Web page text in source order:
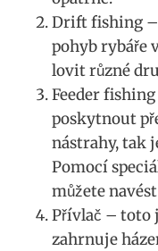
Drift fishing
pohyb rybáře
lovit různé
Feeder
poskytnout
nástrahy, tak
Pomocí
můžete
Přívlač – toto
zahrnuje